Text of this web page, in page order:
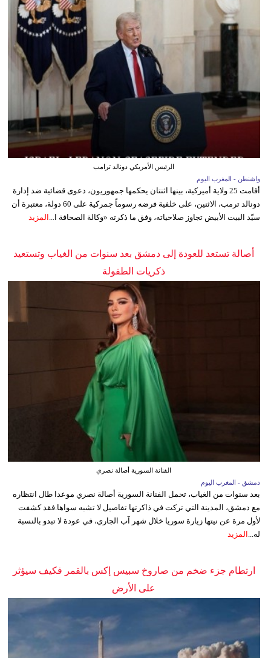
الرئيس الأمريكي دونالد ترامب
واشنطن - المغرب اليوم
أقامت 25 ولاية أميركية، بينها اثنتان يحكمها جمهوريون، دعوى قضائية ضد إدارة
دونالد ترمب، الاثنين، على خلفية فرضه رسوماً جمركية على 60 دولة، معتبرة أن
سيّد البيت الأبيض تجاوز صلاحياته، وفق ما ذكرته «وكالة الصحافة ا... المزيد
أصالة تستعد للعودة إلى دمشق بعد سنوات من الغياب وتستعيد
ذكريات الطفولة
الفنانة السورية أصالة نصري
دمشق - المغرب اليوم
بعد سنوات من الغياب، تحمل الفنانة السورية أصالة نصري موعدا طال انتظاره
مع دمشق، المدينة التي تركت في ذاكرتها تفاصيل لا تشبه سواها.فقد كشفت
لأول مرة عن نيتها زيارة سوريا خلال شهر آب الجاري، في عودة لا تبدو بالنسبة
له...
المزيد
ارتطام جزء ضخم من صاروخ سبيس إكس بالقمر فكيف سيؤثر
على الأرض